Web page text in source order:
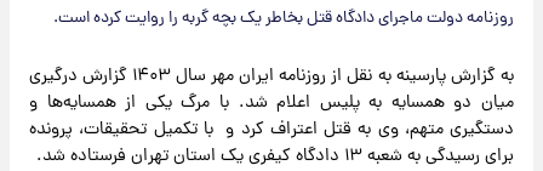
روزنامه دولت ماجرای دادگاه قتل بخاطر یک بچه گربه را روایت کرده است.
به گزارش پارسینه به نقل از روزنامه ایران مهر سال ۱۴۰۳ گزارش درگیری
میان دو همسایه به پلیس اعلام شد. با مرگ یکی از همسایه‌ها و
دستگیری متهم، وی به قتل اعتراف کرد و با تکمیل تحقیقات، پرونده
برای رسیدگی به شعبه ۱۳ دادگاه کیفری یک استان تهران فرستاده شد.